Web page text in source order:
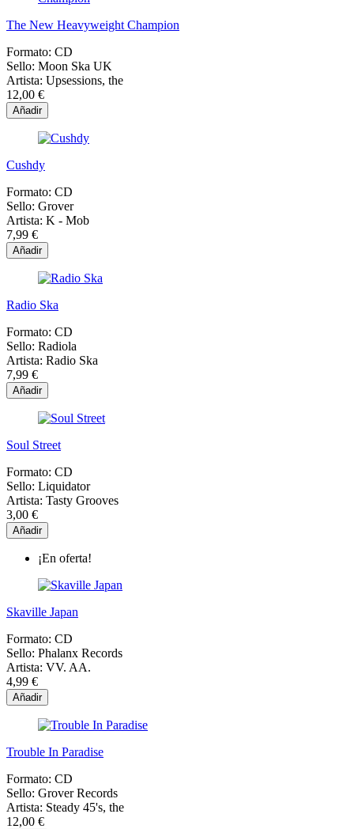
The New Heavyweight Champion
Formato: CD
Sello: Moon Ska UK
Artista: Upsessions, the
12,00 €
Añadir
Cushdy
Formato: CD
Sello: Grover
Artista: K - Mob
7,99 €
Añadir
Radio Ska
Formato: CD
Sello: Radiola
Artista: Radio Ska
7,99 €
Añadir
Soul Street
Formato: CD
Sello: Liquidator
Artista: Tasty Grooves
3,00 €
Añadir
¡En oferta!
Skaville Japan
Formato: CD
Sello: Phalanx Records
Artista: VV. AA.
4,99 €
Añadir
Trouble In Paradise
Formato: CD
Sello: Grover Records
Artista: Steady 45's, the
12,00 €